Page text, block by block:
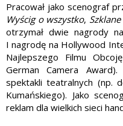
Pracował jako scenograf
Wyścig o wszystko,
otrzymał dwie nagrody
I nagrodę na Hollywood
Najlepszego Filmu
German Camera
spektakli teatralnych (np.
Kumańskiego). Jako
reklam dla wielkich sieci